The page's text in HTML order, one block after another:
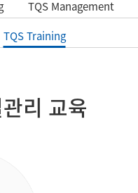
TQS Management
TQS Training
리 교육